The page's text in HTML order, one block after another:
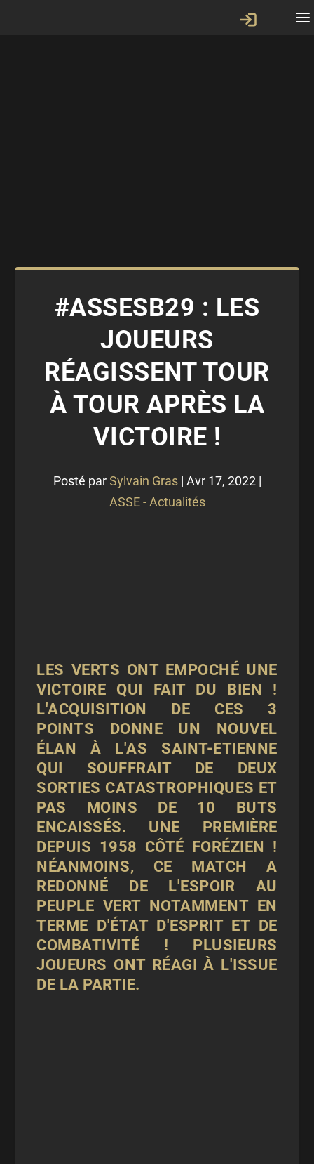
#ASSESB29 : LES
JOUEURS
RÉAGISSENT TOUR
À TOUR APRÈS LA
VICTOIRE !
Posté parSylvain Gras| Avr 17, 2022|
ASSE - Actualités
LES VERTS ONT EMPOCHÉ UNE
VICTOIRE QUI FAIT DU BIEN !
L'ACQUISITION DE CES 3
POINTS DONNE UN NOUVEL
ÉLAN À L'AS SAINT-ETIENNE
QUI SOUFFRAIT DE DEUX
SORTIES CATASTROPHIQUES ET
PAS MOINS DE 10 BUTS
ENCAISSÉS. UNE PREMIÈRE
DEPUIS 1958 CÔTÉ FORÉZIEN !
NÉANMOINS, CE MATCH A
REDONNÉ DE L'ESPOIR AU
PEUPLE VERT NOTAMMENT EN
TERME D'ÉTAT D'ESPRIT ET DE
COMBATIVITÉ ! PLUSIEURS
JOUEURS ONT RÉAGI À L'ISSUE
DE LA PARTIE.